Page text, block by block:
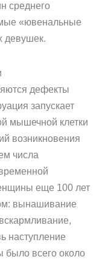
среднего
«ювенальные
девушек.
дефекты
запускает
мышечной клетки
возникновения
числа
еще 100 лет
вынашивание
наступление
было всего около